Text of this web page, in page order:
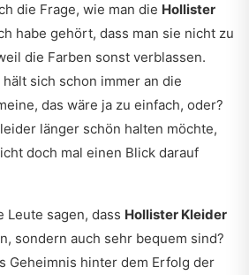
die Frage, wie man die Hollister
habe gehört, dass man sie nicht zu
die Farben sonst verblassen.
sich schon immer an die
das wäre ja zu einfach, oder?
länger schön halten möchte,
doch mal einen Blick darauf
Leute sagen, dass Hollister Kleider
sondern auch sehr bequem sind?
Geheimnis hinter dem Erfolg der